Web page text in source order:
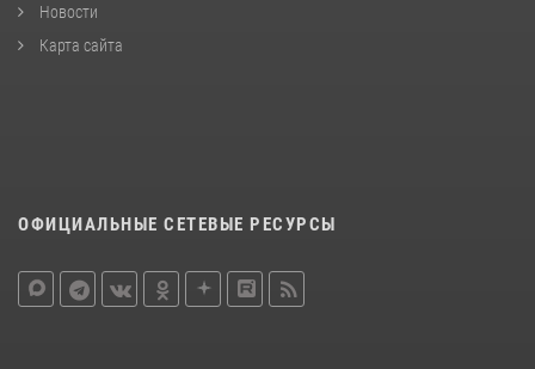
Новости
Карта сайта
ОФИЦИАЛЬНЫЕ СЕТЕВЫЕ РЕСУРСЫ